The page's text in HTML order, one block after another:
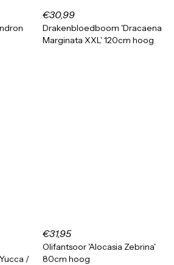
€30,99
Drakenbloedboom 'Dracaena
Marginata XXL' 120cm hoog
/
€31,95
Olifantsoor 'Alocasia Zebrina'
80cm hoog